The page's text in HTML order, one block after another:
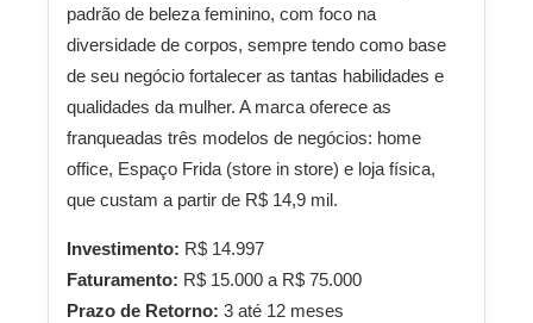
padrão de beleza feminino, com foco na
diversidade de corpos, sempre tendo como base
de seu negócio fortalecer as tantas habilidades e
qualidades da mulher. A marca oferece as
franqueadas três modelos de negócios: home
office, Espaço Frida (store in store) e loja física,
que custam a partir de R$ 14,9 mil.
Investimento: R$ 14.997
Faturamento: R$ 15.000 a R$ 75.000
Prazo de Retorno: 3 até 12 meses